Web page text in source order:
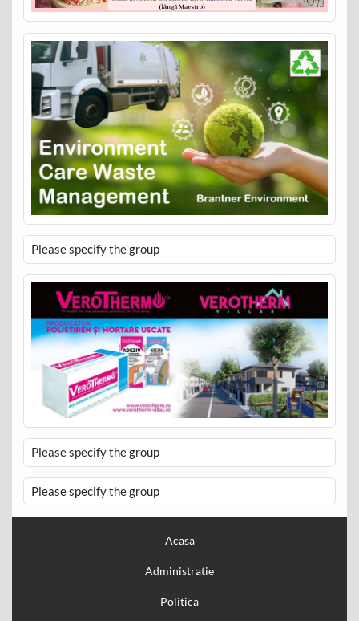
Please specify the group
Please specify the group
Please specify the group
Acasa
Administratie
Politica